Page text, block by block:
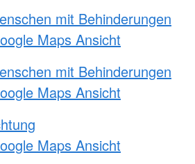
mit Behinderungen
Maps Ansicht
mit Behinderungen
Maps Ansicht
Maps Ansicht